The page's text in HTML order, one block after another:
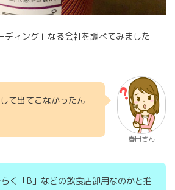
ディング」なる会社を調べてみました
て出てこなかったん
春田さん
く「B」などの飲食店卸用なのかと推